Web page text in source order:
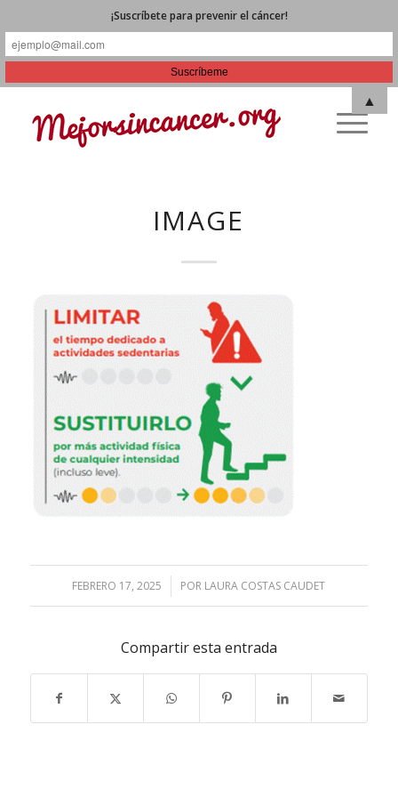
IMAGE
FEBRERO 17, 2025
/ POR LAURA COSTAS CAUDET
Compartir esta entrada
¡Suscríbete para prevenir el cáncer!
▲